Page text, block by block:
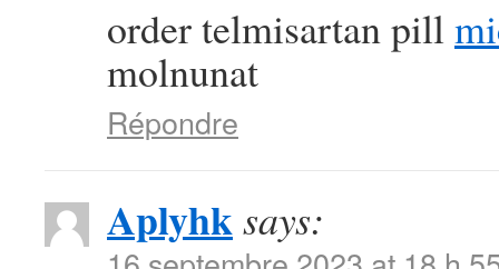
order telmisartan pill
molnunat
Répondre
Aplyhksays: